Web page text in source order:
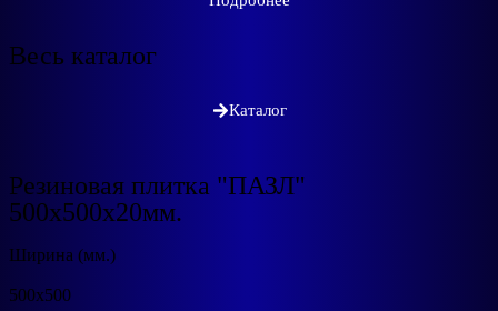
Весь каталог
Каталог
Резиновая плитка "ПАЗЛ"
500x500х20мм.
Ширина (мм.)
500х500